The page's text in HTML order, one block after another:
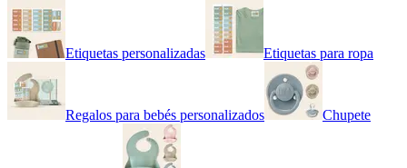
Etiquetas personalizadas Etiquetas para ropa
Regalos para bebés personalizados Chupete